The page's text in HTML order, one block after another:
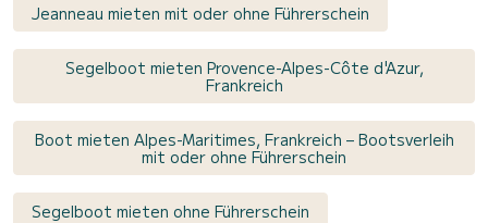
Jeanneau mieten mit oder ohne Führerschein
Segelboot mieten Provence-Alpes-Côte d'Azur,
Frankreich
Boot mieten Alpes-Maritimes, Frankreich – Bootsverleih
mit oder ohne Führerschein
Segelboot mieten ohne Führerschein